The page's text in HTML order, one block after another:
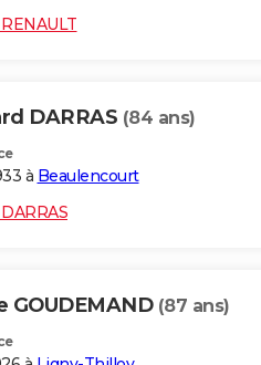
DARRAS (84 ans)
à Beaulencourt
GOUDEMAND (87 ans)